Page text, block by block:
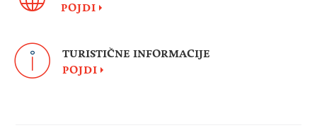
POJDI
TURISTIČNE INFORMACIJE
POJDI